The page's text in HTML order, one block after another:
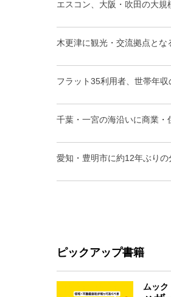
エスコン、大阪・吹田の大規
木更津に観光・交流拠点とな
フラット35利用者、世帯年収
千葉・一宮の海沿いに商業・
愛知・豊明市に約12年ぶりの
ピックアップ書籍
ムック